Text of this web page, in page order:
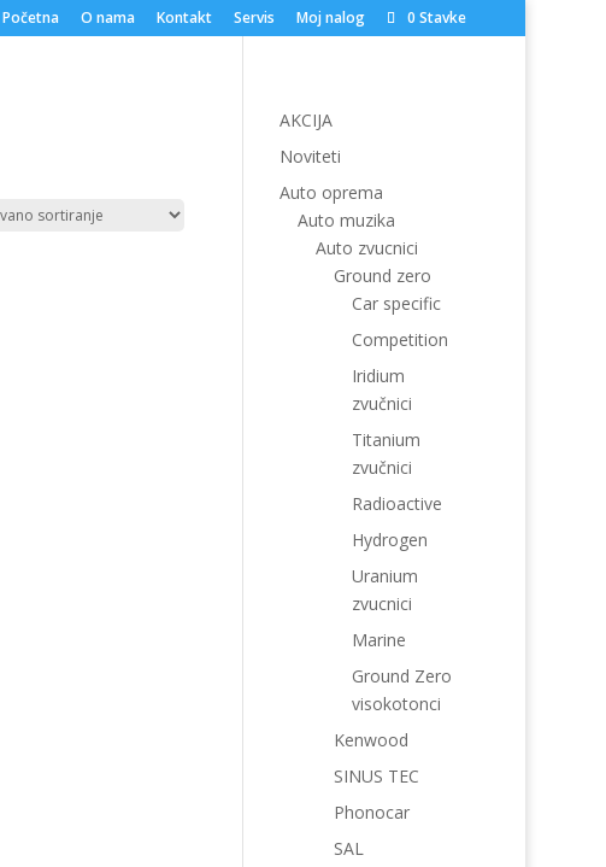
Početna O nama Kontakt Servis Moj nalog 0 Stavke
AKCIJA
Noviteti
Auto oprema
Auto muzika
Auto zvucnici
Ground zero
Car specific
Competition
Iridium
zvučnici
Titanium
zvučnici
Radioactive
Hydrogen
Uranium
zvucnici
Marine
Ground Zero
visokotonci
Kenwood
SINUS TEC
Phonocar
SAL